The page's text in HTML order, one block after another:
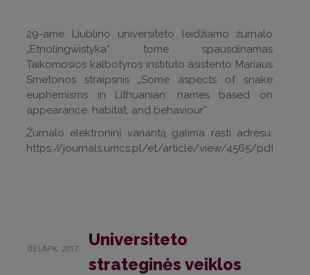
29-ame Liublino universiteto leidžiamo žurnalo
„Etnolingwistyka“ tome spausdinamas
Taikomosios kalbotyros instituto asistento Mariaus
Smetonos straipsnis „Some aspects of snake
euphemisms in Lithuanian: names based on
appearance, habitat, and behaviour“.
Žurnalo elektroninį variantą galima rasti adresu:
https://journals.umcs.pl/et/article/view/4565/pdf
03.LAPK..2017
Universiteto
strateginės veiklos